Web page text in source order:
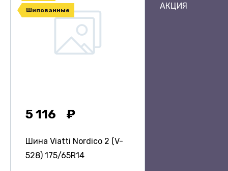
Шипованные
5 116
Шина Viatti Nordico 2 (V-
528) 175/65R14
АКЦИЯ